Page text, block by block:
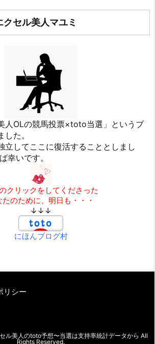
セル美人マユミ
人OLの競馬投票×toto当選」というブ
た。
立してここに復活することとしまし
幸いです。
クリックをしてくださった
たのために、明日も・・・
↓↓↓
にほんブログ村
リシー
ル美人のtoto予想〜当選は支持率統計データから All
Rights Reserved.